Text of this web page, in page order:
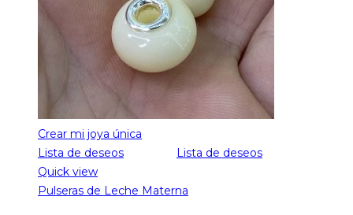
Crear mi joya única
Lista de deseos
Lista de deseos
Quick view
Pulseras de Leche Materna